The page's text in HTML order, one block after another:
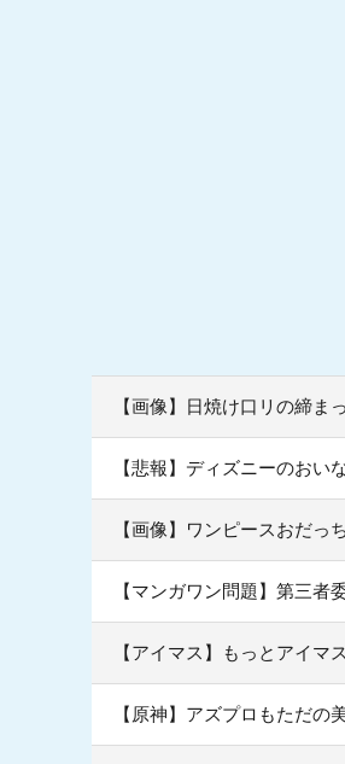
【画像】日焼け口リの締ま
【悲報】ディズニーのお
【画像】ワンピースおだっ
【マンガワン問題】第三
【アイマス】もっとアイマ
【原神】アズプロもただの